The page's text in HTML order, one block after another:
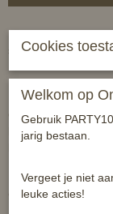
RVS Liverspool
scharen, 2 slots,
Mondstuk is aan
Gold Brass bitten
kan ontspanning in
Dikte mondstuk:
90% copper, 8-12%
Cookies
Welkom op
Gebruik
jarig bestaan.
Vergeet je niet
leuke acties!